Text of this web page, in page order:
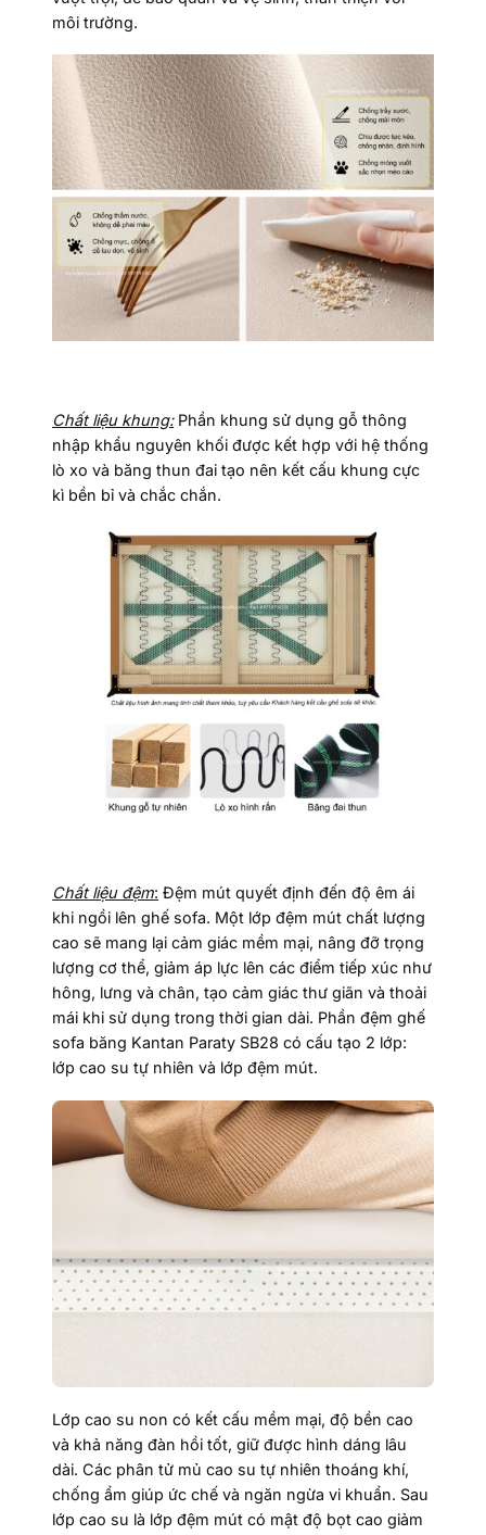
môi trường.
Chất liệu khung:Phần khung sử dụng gỗ thông
nhập khẩu nguyên khối được kết hợp với hệ thống
lò xo và băng thun đai tạo nên kết cấu khung cực
kì bền bỉ và chắc chắn.
Chất liệu đệm: Đệm mút quyết định đến độ êm ái
khi ngồi lên ghế sofa. Một lớp đệm mút chất lượng
cao sẽ mang lại cảm giác mềm mại, nâng đỡ trọng
lượng cơ thể, giảm áp lực lên các điểm tiếp xúc như
hông, lưng và chân, tạo cảm giác thư giãn và thoải
mái khi sử dụng trong thời gian dài. Phần đệm ghế
sofa băng Kantan Paraty SB28 có cấu tạo 2 lớp:
lớp cao su tự nhiên và lớp đệm mút.
Lớp cao su non có kết cấu mềm mại, độ bền cao
và khả năng đàn hồi tốt, giữ được hình dáng lâu
dài. Các phân tử mủ cao su tự nhiên thoáng khí,
chống ẩm giúp ức chế và ngăn ngừa vi khuẩn. Sau
lớp cao su là lớp đệm mút có mật độ bọt cao giảm